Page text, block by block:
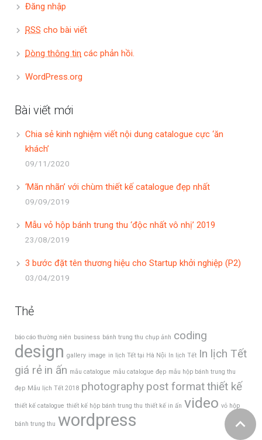
Đăng nhập
RSS cho bài viết
Dòng thông tin các phản hồi.
WordPress.org
Bài viết mới
Chia sẻ kinh nghiệm viết nội dung catalogue cực ‘ăn
khách’
09/11/2020
‘Mãn nhãn’ với chùm thiết kế catalogue đẹp nhất
09/09/2019
Mẫu vỏ hộp bánh trung thu ‘độc nhất vô nhị’ 2019
23/08/2019
3 bước đặt tên thương hiệu cho Startup khởi nghiệp (P2)
03/04/2019
Thẻ
báo cáo thường niên business bánh trung thu chụp ảnh coding
design gallery image in lịch Tết tại Hà Nội In lịch Tết In lịch Tết
giá rẻ in ấn mẫu catalogue mẫu catalogue đẹp mẫu hộp bánh trung thu
đẹp Mẫu lịch Tết 2018 photography post formatthiết kế
thiết kế catalogue thiết kế hộp bánh trung thu thiết kế in ấn video vỏ hộp
bánh trung thu wordpress